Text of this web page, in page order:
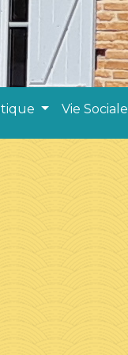
Vie Sociale